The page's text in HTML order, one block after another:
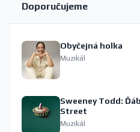
Doporučujeme
Obyčejná holka
Muzikál
Sweeney Todd:
Street
Muzikál